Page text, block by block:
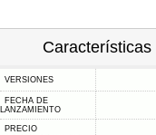
Características
VERSIONES
FECHA DE
LANZAMIENTO
PRECIO